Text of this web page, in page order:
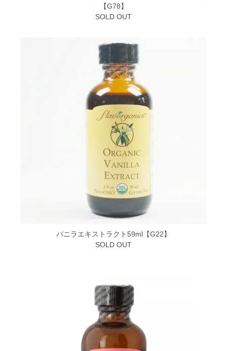
【G78】
SOLD OUT
バニラエキストラクト59ml【G22】
SOLD OUT